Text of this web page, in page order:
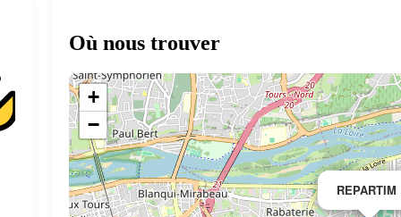
Où nous trouver
REPARTIM
+
−